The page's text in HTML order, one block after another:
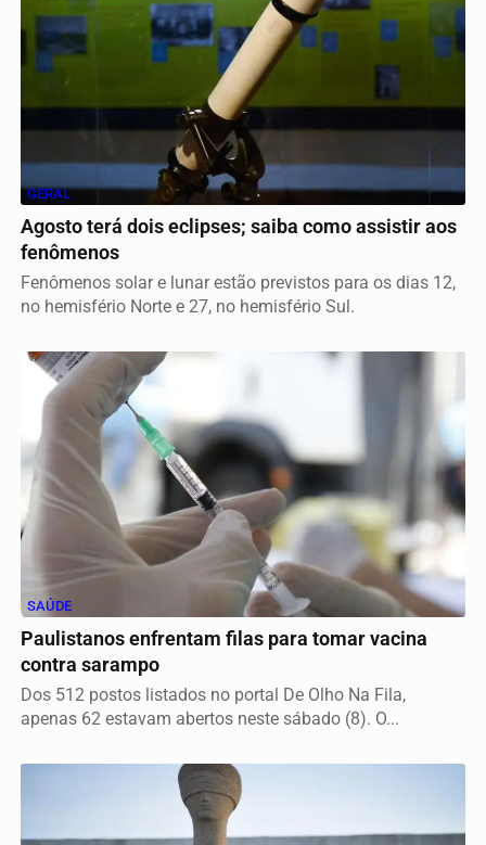
GERAL
Agosto terá dois eclipses; saiba como assistir aos
fenômenos
Fenômenos solar e lunar estão previstos para os dias 12,
no hemisfério Norte e 27, no hemisfério Sul.
SAÚDE
Paulistanos enfrentam filas para tomar vacina
contra sarampo
Dos 512 postos listados no portal De Olho Na Fila,
apenas 62 estavam abertos neste sábado (8). O...